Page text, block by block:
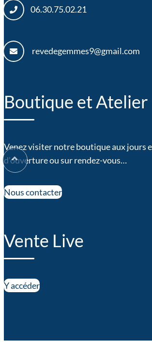
06.30.75.02.21
revedegemmes9@gmail.com
Boutique et Atelier
Venez visiter notre boutique aux jours
d’ouverture ou sur rendez-vous…
Nous contacter
Vente Live
Y accéder